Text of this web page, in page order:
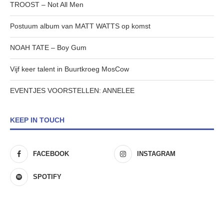
TROOST – Not All Men
Postuum album van MATT WATTS op komst
NOAH TATE – Boy Gum
Vijf keer talent in Buurtkroeg MosCow
EVENTJES VOORSTELLEN: ANNELEE
KEEP IN TOUCH
FACEBOOK INSTAGRAM
SPOTIFY